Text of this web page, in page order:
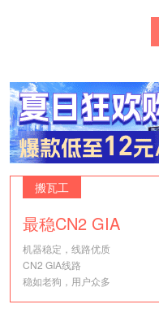
搬瓦工
最稳CN2 GIA
机器稳定，线路优质
CN2 GIA线路
稳如老狗，用户众多